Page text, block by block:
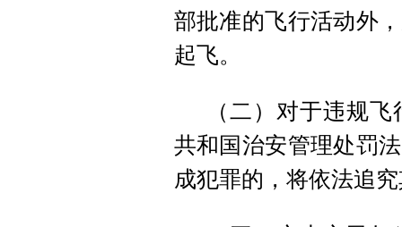
部批准的飞行活动外
起飞。
（二）对于违规
共和国治安管理处罚
成犯罪的，将依法追